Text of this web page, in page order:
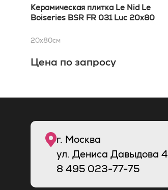
Керамическая плитка Le Nid Le
Boiseries BSR FR 031 Luc 20x80
20x80см
Цена по запросу
г. Москва
ул. Дениса Давыдова 4
8 495 023-77-75